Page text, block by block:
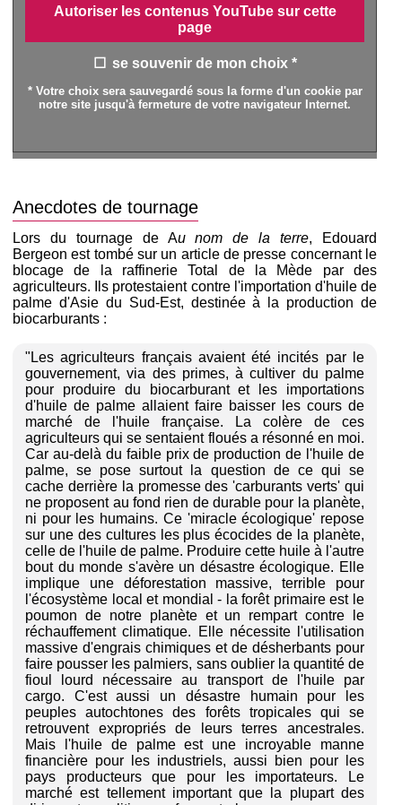
Autoriser les contenus YouTube sur cette
page
se souvenir de mon choix *
* Votre choix sera sauvegardé sous la forme d'un cookie par
notre site jusqu'à fermeture de votre navigateur Internet.
Anecdotes de tournage
Lors du tournage de Au nom de la terre, Edouard
Bergeon est tombé sur un article de presse concernant le
blocage de la raffinerie Total de la Mède par des
agriculteurs. Ils protestaient contre l'importation d'huile de
palme d'Asie du Sud-Est, destinée à la production de
biocarburants :
"Les agriculteurs français avaient été incités par le
gouvernement, via des primes, à cultiver du palme
pour produire du biocarburant et les importations
d'huile de palme allaient faire baisser les cours de
marché de l'huile française. La colère de ces
agriculteurs qui se sentaient floués a résonné en moi.
Car au-delà du faible prix de production de l'huile de
palme, se pose surtout la question de ce qui se
cache derrière la promesse des 'carburants verts' qui
ne proposent au fond rien de durable pour la planète,
ni pour les humains. Ce 'miracle écologique' repose
sur une des cultures les plus écocides de la planète,
celle de l'huile de palme. Produire cette huile à l'autre
bout du monde s'avère un désastre écologique. Elle
implique une déforestation massive, terrible pour
l'écosystème local et mondial - la forêt primaire est le
poumon de notre planète et un rempart contre le
réchauffement climatique. Elle nécessite l'utilisation
massive d'engrais chimiques et de désherbants pour
faire pousser les palmiers, sans oublier la quantité de
fioul lourd nécessaire au transport de l'huile par
cargo. C'est aussi un désastre humain pour les
peuples autochtones des forêts tropicales qui se
retrouvent expropriés de leurs terres ancestrales.
Mais l'huile de palme est une incroyable manne
financière pour les industriels, aussi bien pour les
pays producteurs que pour les importateurs. Le
marché est tellement important que la plupart des